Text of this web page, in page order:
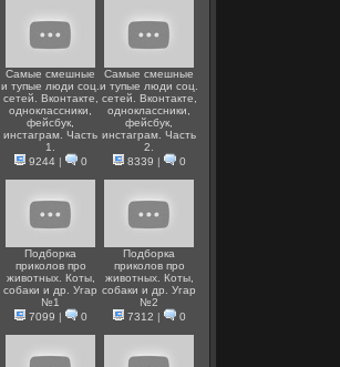
Самые смешные
и тупые люди соц.
сетей. Вконтакте,
одноклассники,
фейсбук,
инстаграм. Часть
1.
9244| 0
Самые смешные
и тупые люди соц.
сетей. Вконтакте,
одноклассники,
фейсбук,
инстаграм. Часть
2.
8339 | 0
Подборка
приколов про
животных. Коты,
собаки и др. Угар
№1
7099 | 0
Подборка
приколов про
животных. Коты,
собаки и др. Угар
№2
7312 | 0